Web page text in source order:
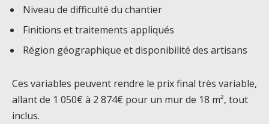
Niveau de difficulté du chantier
Finitions et traitements appliqués
Région géographique et disponibilité des artisans
Ces variables peuvent rendre le prix final très variable,
allant de 1 050€ à 2 874€ pour un mur de 18 m², tout
inclus.